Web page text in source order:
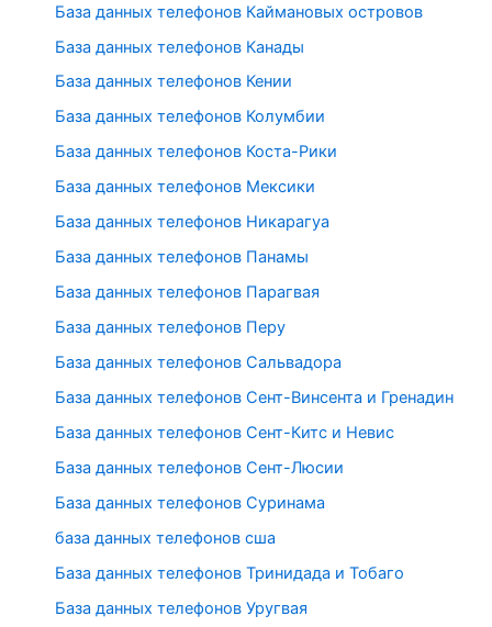
База данных телефонов Каймановых островов
База данных телефонов Канады
База данных телефонов Кении
База данных телефонов Колумбии
База данных телефонов Коста-Рики
База данных телефонов Мексики
База данных телефонов Никарагуа
База данных телефонов Панамы
База данных телефонов Парагвая
База данных телефонов Перу
База данных телефонов Сальвадора
База данных телефонов Сент-Винсента и Гренадин
База данных телефонов Сент-Китс и Невис
База данных телефонов Сент-Люсии
База данных телефонов Суринама
база данных телефонов сша
База данных телефонов Тринидада и Тобаго
База данных телефонов Уругвая